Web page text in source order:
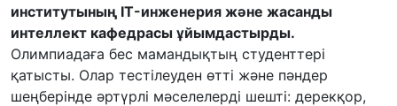
институтының IT-инженерия және жасанды
интеллект кафедрасы ұйымдастырды.
Олимпиадаға бес мамандықтың студенттері
қатысты. Олар тестілеуден өтті және пәндер
шеңберінде әртүрлі мәселелерді шешті: дерекқор,